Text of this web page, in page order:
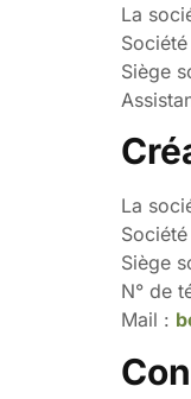
La
Siège
La
Siège
N° de
Mail :